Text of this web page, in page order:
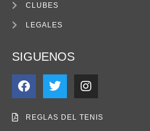
CLUBES
LEGALES
SIGUENOS
REGLAS DEL TENIS